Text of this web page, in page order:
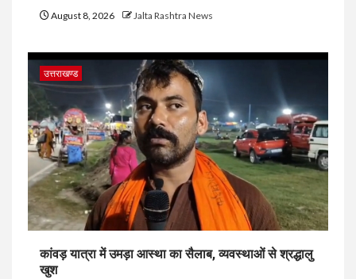
August 8, 2026 Jalta Rashtra News
उत्तराखण्ड
कांवड़ यात्रा में उमड़ा आस्था का सैलाब, व्यवस्थाओं से श्रद्धालु
खुश